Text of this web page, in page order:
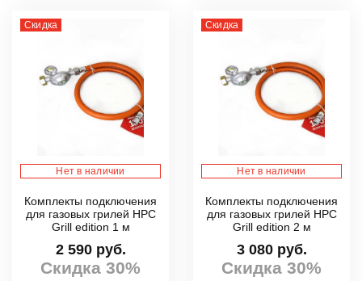
Скидка
Нет в наличии
Комплекты подключения
для газовых грилей HPC
Grill edition 1 м
2 590 руб.
Скидка 30%
Скидка
Нет в наличии
Комплекты подключения
для газовых грилей HPC
Grill edition 2 м
3 080 руб.
Скидка 30%